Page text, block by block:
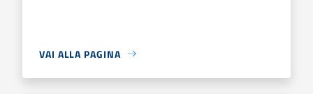
VAI ALLA PAGINA